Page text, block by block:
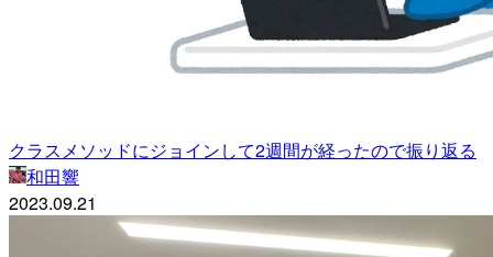
クラスメソッドにジョインして2週間が経ったので振り返る
和田響
2023.09.21